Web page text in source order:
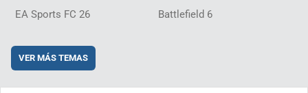
EA Sports FC 26 Battlefield 6
VER MÁS TEMAS